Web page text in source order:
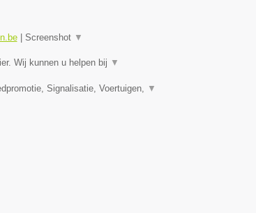
| Screenshot ▼
Wij kunnen u helpen bij ▼
Signalisatie, Voertuigen, ▼